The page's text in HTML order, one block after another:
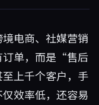
电商、社媒营销
订单，而是“售后
上千个客户，手
效率低，还容易